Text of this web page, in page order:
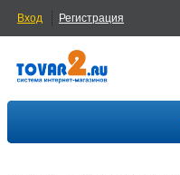
Вход Регистрация